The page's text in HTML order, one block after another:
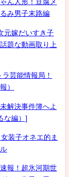
ん人形！豆腐メ
み男子末路編
元嫁だいすき子
題な動画取り上
芸能情報局！
）
解決事件簿へよ
な編）]
装子オネエ的ま
報！超氷河期世